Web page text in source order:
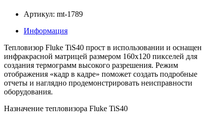
Артикул: mt-1789
Информация
Тепловизор Fluke TiS40 прост в использовании и оснащен
инфракрасной матрицей размером 160х120 пикселей для
создания термограмм высокого разрешения. Режим
отображения «кадр в кадре» поможет создать подробные
отчеты и наглядно продемонстрировать неисправности
оборудования.
Назначение тепловизора Fluke TiS40